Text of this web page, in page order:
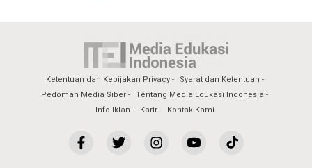
Ketentuan dan Kebijakan Privacy
Syarat dan Ketentuan
Pedoman Media Siber
Tentang Media Edukasi Indonesia
Info Iklan
Karir Kontak Kami